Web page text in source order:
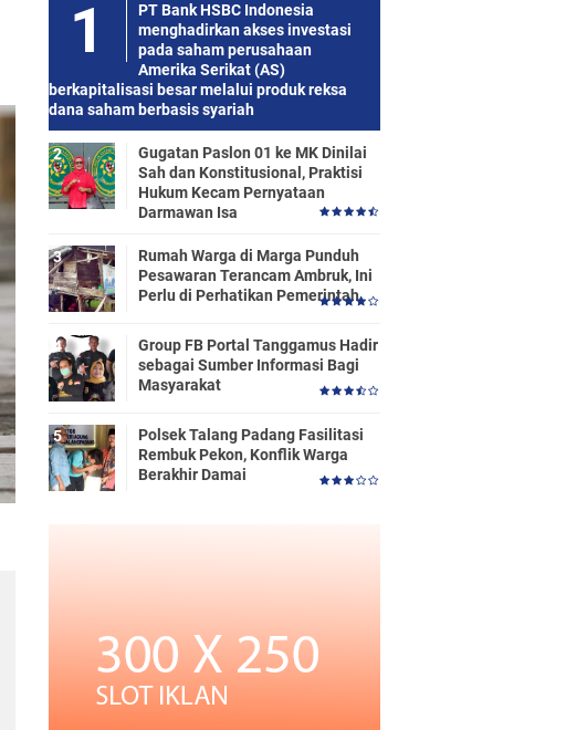
PT Bank HSBC Indonesia
menghadirkan akses investasi
pada saham perusahaan
Amerika Serikat (AS)
berkapitalisasi besar melalui produk reksa
dana saham berbasis syariah
Gugatan Paslon 01 ke MK Dinilai
Sah dan Konstitusional, Praktisi
Hukum Kecam Pernyataan
Darmawan Isa
Rumah Warga di Marga Punduh
Pesawaran Terancam Ambruk, Ini
Perlu di Perhatikan Pemerintah
Group FB Portal Tanggamus Hadir
sebagai Sumber Informasi Bagi
Masyarakat
Polsek Talang Padang Fasilitasi
Rembuk Pekon, Konflik Warga
Berakhir Damai